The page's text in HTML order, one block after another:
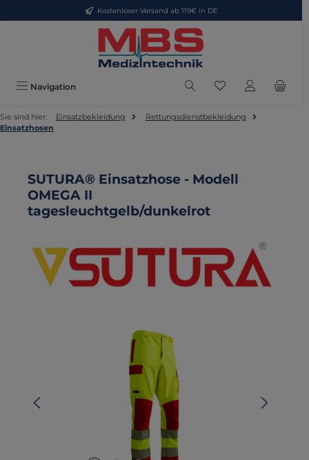
Zum Hauptinhalt springenKostenloser Versand ab 119€ in DE
Navigation Du hast 0
Sie sind hier: Einsatzbekleidung
Rettungsdienstbekleidung
Einsatzhosen
SUTURA® Einsatzhose - Modell
OMEGA II
tagesleuchtgelb/dunkelrot
Bildergalerie überspringen